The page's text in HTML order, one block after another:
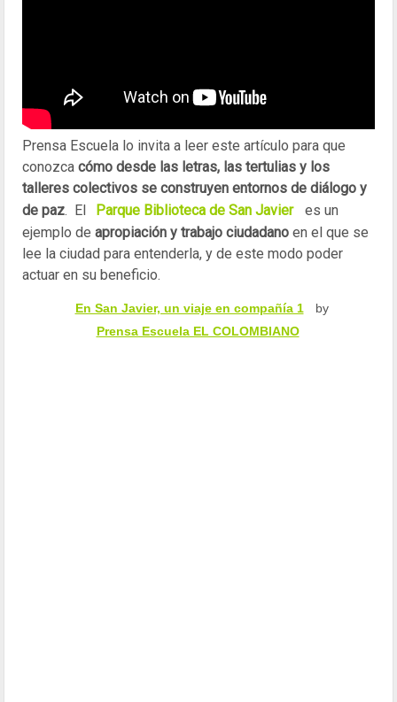
Prensa Escuela lo invita a leer este artículo para que
conozca cómo desde las letras, las tertulias y los
talleres colectivos se construyen entornos de diálogo y
de paz. El Parque Biblioteca de San Javier
es un
ejemplo de apropiación y trabajo ciudadano en el que se
lee la ciudad para entenderla, y de este modo poder
actuar en su beneficio.
En San Javier, un viaje en compañía 1
by
Prensa Escuela EL COLOMBIANO